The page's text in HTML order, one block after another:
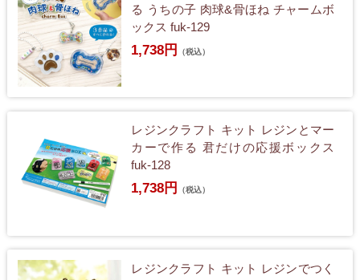
る うちの子 肉球&骨ほね チャームボ
ックス fuk-129
1,738円 （税込）
レジンクラフト キット レジンとマー
カーで作る 君だけの応援ボックス
fuk-128
1,738円 （税込）
レジンクラフト キット レジンでつく